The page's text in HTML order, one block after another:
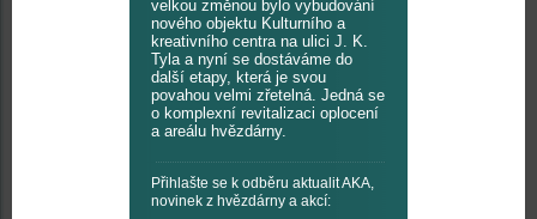
velkou změnou bylo vybudování
nového objektu Kulturního a
kreativního centra na ulici J. K.
Tyla a nyní se dostáváme do
další etapy, která je svou
povahou velmi zřetelná. Jedná se
o komplexní revitalizaci oplocení
a areálu hvězdárny.
Přihlašte se k odběru aktualit AKA,
novinek z hvězdárny a akcí: